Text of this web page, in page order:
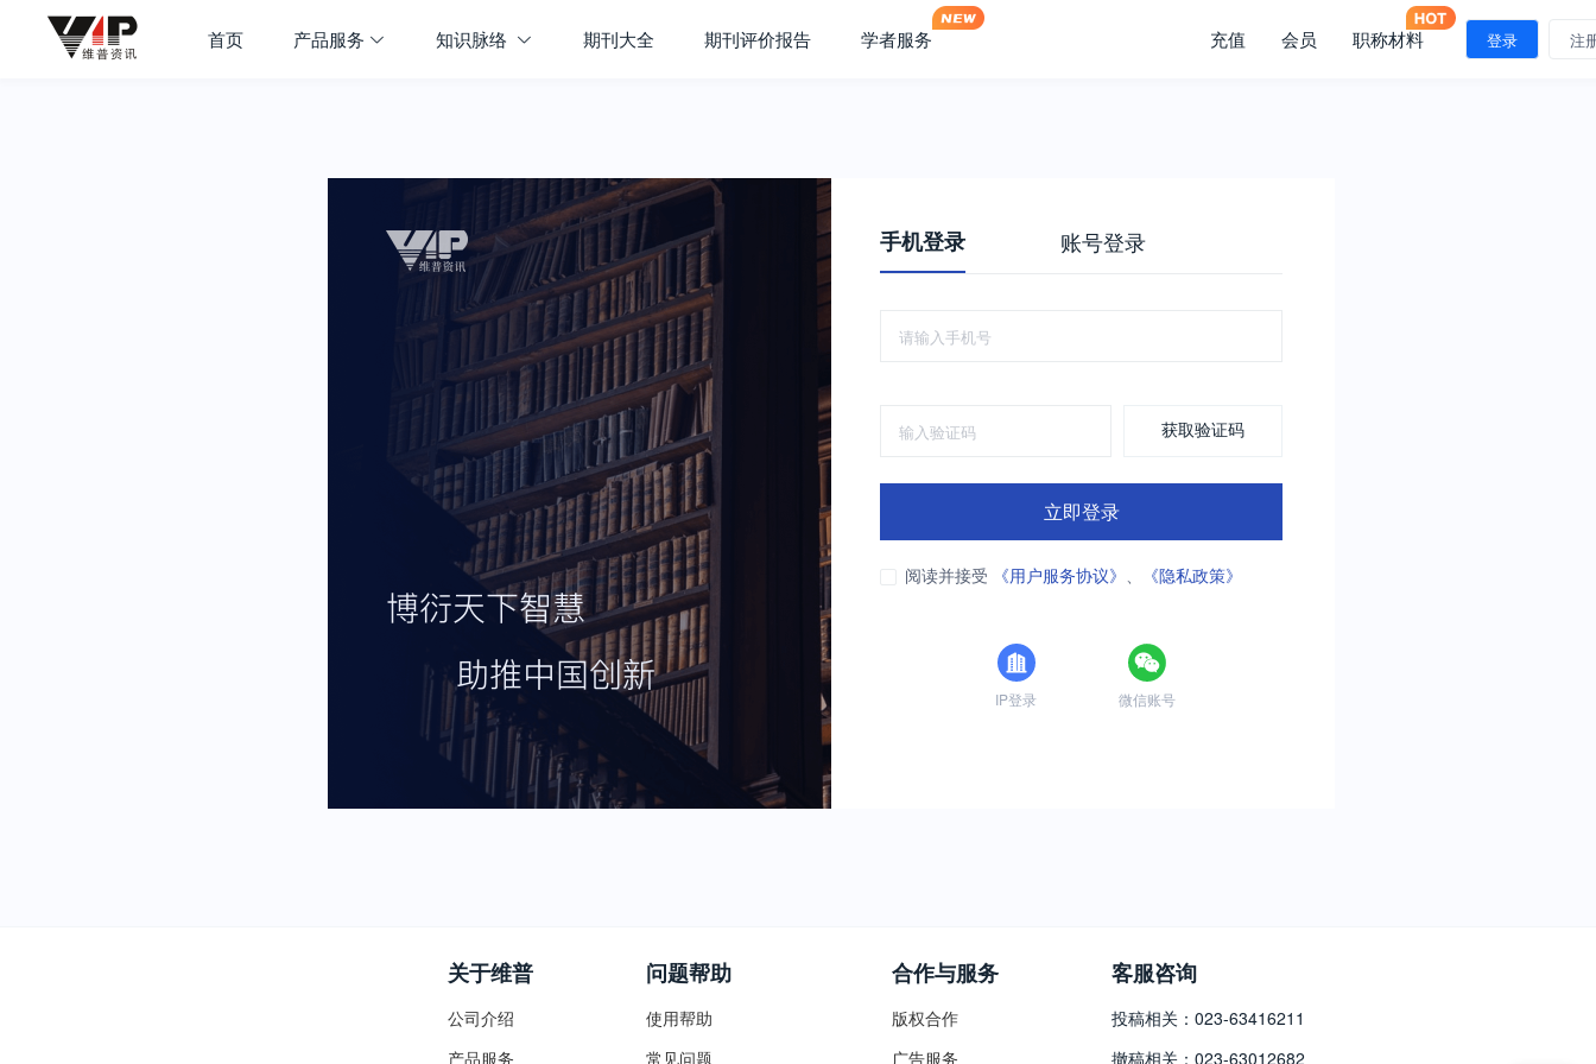
首页 产品服务 知识脉络 期刊大全 期刊评价报告 学者服务 充值 会员 职称材料 登录 注
手机登录 账号登录
获取验证码
立即登录
阅读并接受 《用户服务协议》 、 《隐私政策》
IP登录 微信账号
关于维普
公司介绍
产品服务
问题帮助
使用帮助
常见问题
合作与服务
版权合作
广告服务
客服咨询
投稿相关：023-63416211
撤稿相关：023-63012682